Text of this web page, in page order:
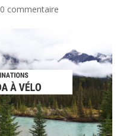
0 commentaire